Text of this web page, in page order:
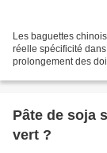
Les baguettes
réelle spécificité
prolongement des
Pâte de soja
vert ?